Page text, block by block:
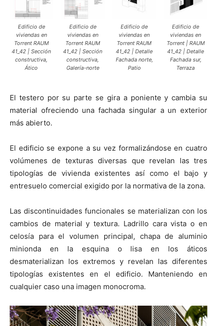
Edificio de
viviendas en
Torrent RAUM
41_42 | Sección
constructiva,
Ático
Edificio de
viviendas en
Torrent RAUM
41_42 | Sección
constructiva,
Galería-norte
Edificio de
viviendas en
Torrent RAUM
41_42 | Detalle
Fachada norte,
Patio
Edificio de
viviendas en
Torrent | RAUM
41_42 | Detalle
Fachada sur,
Terraza
El testero por su parte se gira a poniente y cambia su
material ofreciendo una fachada singular a un exterior
más abierto.
El edificio se expone a su vez formalizándose en cuatro
volúmenes de texturas diversas que revelan las tres
tipologías de vivienda existentes así como el bajo y
entresuelo comercial exigido por la normativa de la zona.
Las discontinuidades funcionales se materializan con los
cambios de material y textura. Ladrillo cara vista o en
celosía para el volumen principal, chapa de aluminio
minionda en la esquina o lisa en los áticos
desmaterializan los extremos y revelan las diferentes
tipologías existentes en el edificio. Manteniendo en
cualquier caso una imagen monocroma.